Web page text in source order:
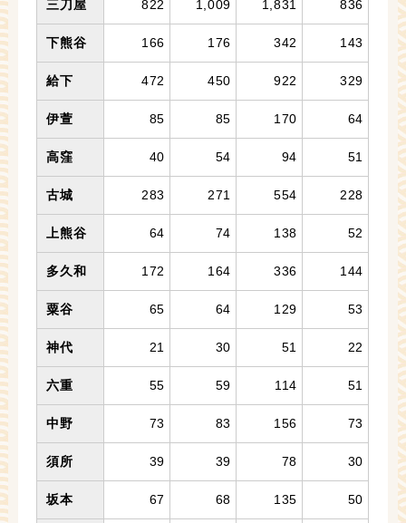
三刀屋 822 1,009 1,831 836
下熊谷 166 176 342 143
給下 472 450 922 329
伊萱 85 85 170 64
高窪 40 54 94 51
古城 283 271 554 228
上熊谷 64 74 138 52
多久和 172 164 336 144
粟谷 65 64 129 53
神代 21 30 51 22
六重 55 59 114 51
中野 73 83 156 73
須所 39 39 78 30
坂本 67 68 135 50